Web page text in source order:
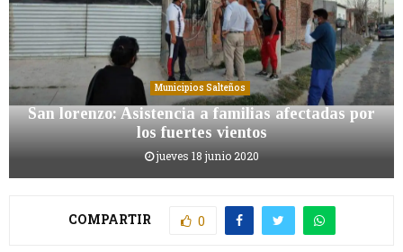
Municipios Salteños
San lorenzo: Asistencia a familias afectadas por
los fuertes vientos
jueves 18 junio 2020
COMPARTIR 0